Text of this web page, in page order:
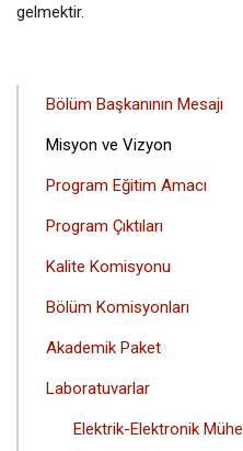
gelmektir.
ANA
MENÜSÜ
Bölüm Başkanının Mesajı
Misyon ve Vizyon
Program Eğitim Amacı
Program Çıktıları
Kalite Komisyonu
Bölüm Komisyonları
Akademik Paket
Laboratuvarlar
Elektrik-Elektronik